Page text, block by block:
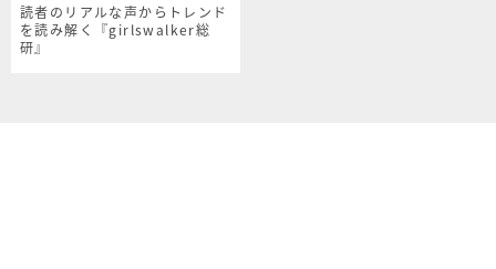
読者のリアルな声からトレンド
を読み解く『girlswalker総
研』